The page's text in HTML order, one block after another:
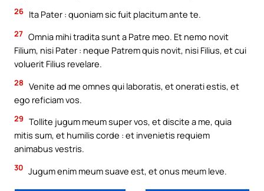
26 Ita Pater : quoniam sic fuit placitum ante te.
27 Omnia mihi tradita sunt a Patre meo. Et nemo novit
Filium, nisi Pater : neque Patrem quis novit, nisi Filius, et cui
voluerit Filius revelare.
28 Venite ad me omnes qui laboratis, et onerati estis, et
ego reficiam vos.
29 Tollite jugum meum super vos, et discite a me, quia
mitis sum, et humilis corde : et invenietis requiem
animabus vestris.
30 Jugum enim meum suave est, et onus meum leve.